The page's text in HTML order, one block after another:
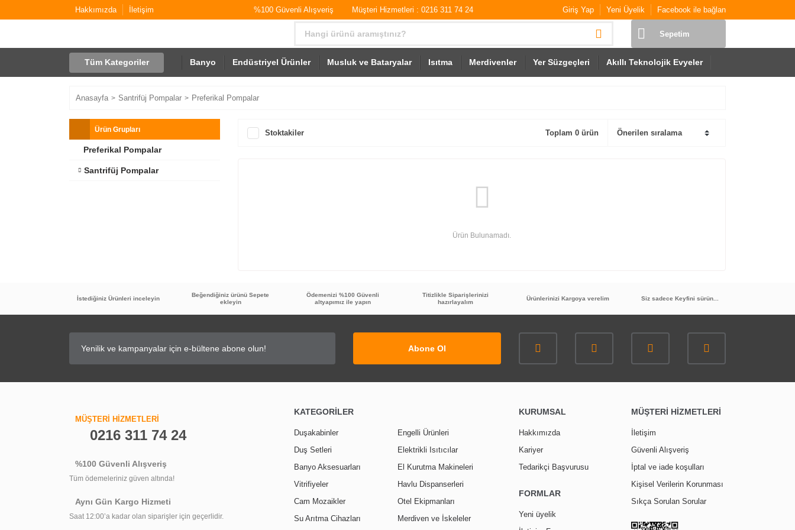
Hakkımızda İletişim %100 Güvenli Alışveriş Müşteri Hizmetleri : 0216 311 74 24 Giriş Yap Yeni Üyelik Facebook ile bağlan
Sepetim
Tüm Kategoriler Banyo Endüstriyel Ürünler Musluk ve Bataryalar Isıtma Merdivenler Yer Süzgeçleri Akıllı Teknolojik Evyeler
Anasayfa Santrifüj Pompalar Preferikal Pompalar
Ürün Grupları
Preferikal Pompalar
Santrifüj Pompalar
Stoktakiler Toplam 0 ürün
Ürün Bulunamadı.
İstediğiniz Ürünleri inceleyin
Beğendiğiniz ürünü Sepete
ekleyin
Ödemenizi %100 Güvenli
altyapımız ile yapın
Titizlikle Siparişlerinizi
hazırlayalım
Ürünlerinizi Kargoya verelim Siz sadece Keyfini sürün...
Abone Ol
MÜŞTERİ HİZMETLERİ
0216 311 74 24
%100 Güvenli Alışveriş
Tüm ödemeleriniz güven altında!
Aynı Gün Kargo Hizmeti
Saat 12:00’a kadar olan siparişler için geçerlidir.
KATEGORİLER
Duşakabinler
Duş Setleri
Banyo Aksesuarları
Vitrifiyeler
Cam Mozaikler
Su Arıtma Cihazları
Engelli Ürünleri
Elektrikli Isıtıcılar
El Kurutma Makineleri
Havlu Dispanserleri
Otel Ekipmanları
Merdiven ve İskeleler
KURUMSAL
Hakkımızda
Kariyer
Tedarikçi Başvurusu
FORMLAR
Yeni üyelik
MÜŞTERİ HİZMETLERİ
İletişim
Güvenli Alışveriş
İptal ve iade koşulları
Kişisel Verilerin Korunması
Sıkça Sorulan Sorular